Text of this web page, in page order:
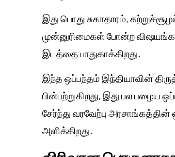
இது பொது சுகாதாரம்,
முன்னுரிமைகள் போன்ற
இடத்தை பாதுகாக்கிறது.
இந்த ஒப்பந்தம் இந்தியாவின்
பின்பற்றுகிறது, இது பல பழைய
சேர்ந்து வரவேற்பு
அளிக்கிறது.